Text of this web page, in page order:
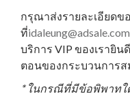
กรุณาส่งรายละเอียด
ที่
บริการ VIP ของเรายิ
ตอนของกระบวนการ
* ในกรณีที่มีข้อพิพาทใ